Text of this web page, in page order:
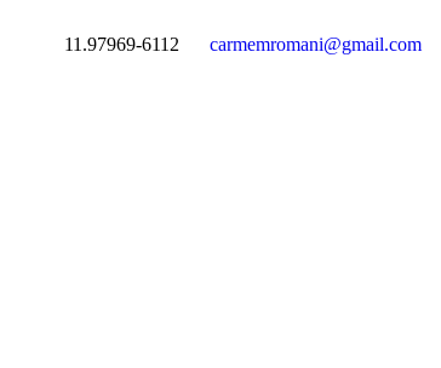
11.97969-6112 carmemromani@gmail.com